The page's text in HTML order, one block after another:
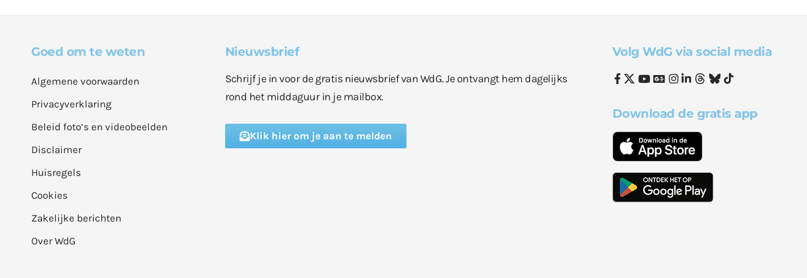
Goed om te weten
Algemene voorwaarden
Privacyverklaring
Beleid foto’s en videobeelden
Disclaimer
Huisregels
Cookies
Zakelijke berichten
Over WdG
Nieuwsbrief
Schrijf je in voor de gratis nieuwsbrief van WdG. Je ontvangt hem dagelijks
rond het middaguur in je mailbox.
Klik hier om je aan te melden
Volg WdG via social media
Download de gratis app